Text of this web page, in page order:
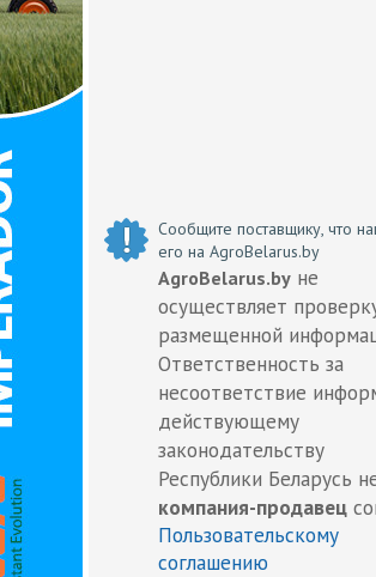
Сообщите поставщику, что
его на AgroBelarus.by
AgroBelarus.by не
осуществляет
размещенной
Ответственность за
несоответствие
действующему
законодательству
Республики Беларусь
компания-продавец
Пользовательскому
соглашению